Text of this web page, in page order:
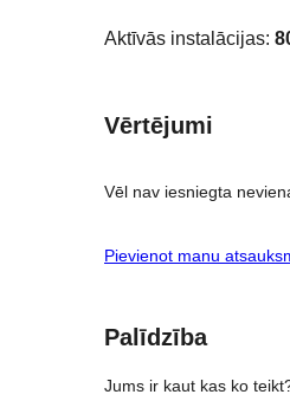
Aktīvās instalācijas:
Vērtējumi
Vēl nav iesniegta
Pievienot manu
Palīdzība
Jums ir kaut kas ko